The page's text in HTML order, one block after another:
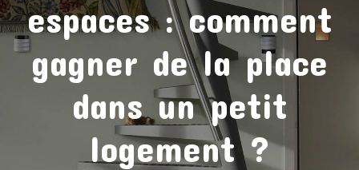
espaces : comment
gagner de la place
dans un petit
logement ?